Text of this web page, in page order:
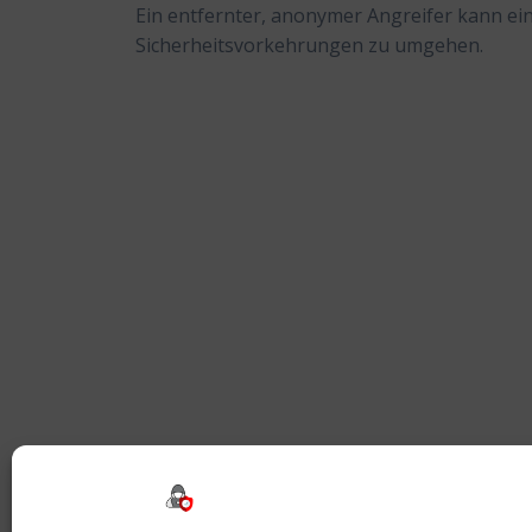
Ein entfernter, anonymer Angreifer kann
Sicherheitsvorkehrungen zu umgehen.